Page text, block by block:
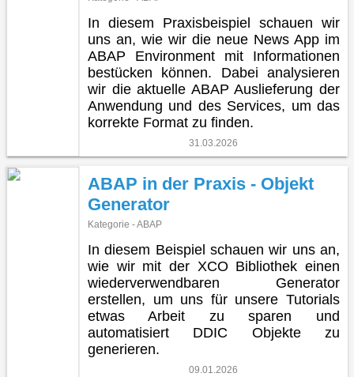
In diesem Praxisbeispiel schauen wir
uns an, wie wir die neue News App im
ABAP Environment mit Informationen
bestücken können. Dabei analysieren
wir die aktuelle ABAP Auslieferung der
Anwendung und des Services, um das
korrekte Format zu finden.
31.03.2026
ABAP in der Praxis - Objekt
Generator
Kategorie - ABAP
In diesem Beispiel schauen wir uns an,
wie wir mit der XCO Bibliothek einen
wiederverwendbaren Generator
erstellen, um uns für unsere Tutorials
etwas Arbeit zu sparen und
automatisiert DDIC Objekte zu
generieren.
09.01.2026